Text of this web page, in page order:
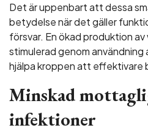
Det är uppenbart att dessa
betydelse när det gäller
försvar. En ökad produktion
stimulerad genom användning
hjälpa kroppen att effektivare
Minskad
infektioner